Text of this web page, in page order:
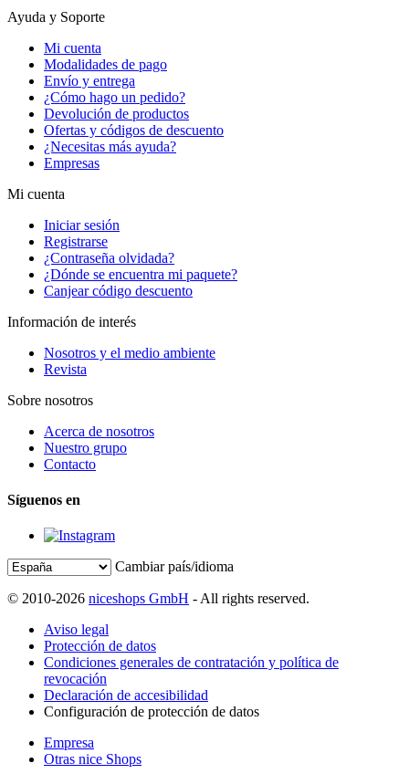
Ayuda y Soporte
Mi cuenta
Modalidades de pago
Envío y entrega
¿Cómo hago un pedido?
Devolución de productos
Ofertas y códigos de descuento
¿Necesitas más ayuda?
Empresas
Mi cuenta
Iniciar sesión
Registrarse
¿Contraseña olvidada?
¿Dónde se encuentra mi paquete?
Canjear código descuento
Información de interés
Nosotros y el medio ambiente
Revista
Sobre nosotros
Acerca de nosotros
Nuestro grupo
Contacto
Síguenos en
Cambiar país/idioma
© 2010-2026 niceshops GmbH - All rights reserved.
Aviso legal
Protección de datos
Condiciones generales de contratación y política de
revocación
Declaración de accesibilidad
Configuración de protección de datos
Empresa
Otras nice Shops